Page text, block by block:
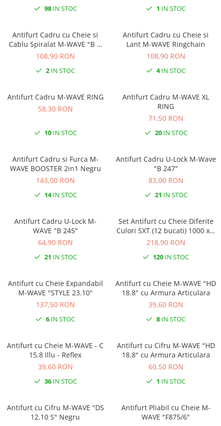
98IN STOC 1 IN STOC
Antifurt Cadru cu Cheie si
Cablu Spiralat M-WAVE "B &
S"
108,90 RON
2 IN STOC
Antifurt Cadru cu Cheie si
Lant M-WAVE Ringchain
108,90 RON
4IN STOC
Antifurt Cadru M-WAVE RING
58,30 RON
10IN STOC
Antifurt Cadru M-WAVE XL
RING
71,50 RON
20IN STOC
Antifurt Cadru si Furca M-
WAVE BOOSTER 2in1 Negru
143,00 RON
14IN STOC
Antifurt Cadru U-Lock M-Wave
"B 247"
83,00 RON
21 IN STOC
Antifurt Cadru U-Lock M-
WAVE "B 245"
64,90 RON
21 IN STOC
Set Antifurt cu Cheie Diferite
Culori SXT (12 bucati) 1000 x 6
mm
218,90 RON
120 IN STOC
Antifurt cu Cheie Expandabil
M-WAVE "STYLE 23.10"
137,50 RON
6 IN STOC
Antifurt cu Cheie M-WAVE "HD
18.8" cu Armura Articulara
39,60 RON
8 IN STOC
Antifurt cu Cheie M-WAVE - C
15.8 Illu - Reflex
39,60 RON
36IN STOC
Antifurt cu Cifru M-WAVE "HD
18.8" cu Armura Articulara
60,50 RON
1 IN STOC
Antifurt cu Cifru M-WAVE "DS
12.10 S" Negru
Antifurt Pliabil cu Cheie M-
WAVE "F875/6"